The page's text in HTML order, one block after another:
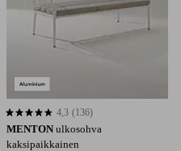
MENTON ulkosohva
kaksipaikkainen
4,3 perustuen 136 arvosanaan
4,3 (136)